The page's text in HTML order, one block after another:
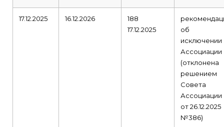
17.12.2025 16.12.2026
188
17.12.2025
об
исключении
Ассоциации
(отклонена
решением
Совета
Ассоциации
от 26.12.2025
№386)